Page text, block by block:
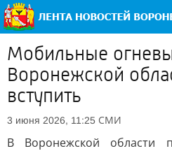
Мобильные
Воронежской
вступить
3 июня 2026, 11:25 СМИ
В Воронежской области